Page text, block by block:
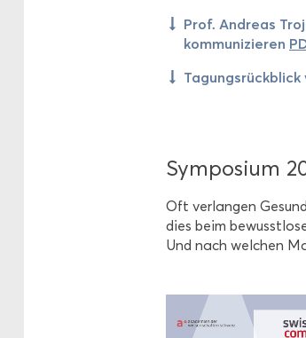
Prof. An­dre­as
kom­mu­ni­zie­ren
Sym­po­si­um
Oft ver­lan­gen
dies beim
Und nach wel­chen